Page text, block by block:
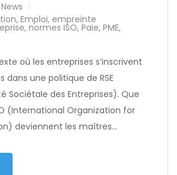
News
, Emploi, empreinte
, normes ISO, Paie, PME,
où les entreprises s’inscrivent
dans une politique de RSE
Sociétale des Entreprises). Que
(International Organization for
deviennent les maîtres…